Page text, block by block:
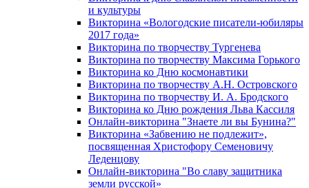
и культуры
Викторина «Вологодские писатели-юбиляры
2017 года»
Викторина по творчеству Тургенева
Викторина по творчеству Максима Горького
Викторина ко Дню космонавтики
Викторина по творчеству А.Н. Островского
Викторина по творчеству И. А. Бродского
Викторина ко Дню рождения Льва Кассиля
Онлайн-викторина "Знаете ли вы Бунина?"
Викторина «Забвению не подлежит»,
посвященная Христофору Семеновичу
Леденцову
Онлайн-викторина "Во славу защитника
земли русской»